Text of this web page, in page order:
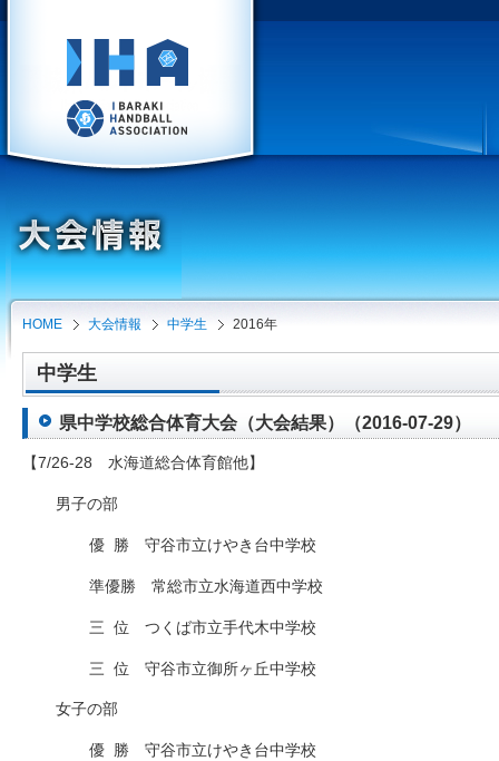
HOME 大会情報 中学生 2016年
中学生
県中学校総合体育大会（大会結果）（2016-07-29）
【7/26-28 水海道総合体育館他】
男子の部
優 勝 守谷市立けやき台中学校
準優勝 常総市立水海道西中学校
三 位 つくば市立手代木中学校
三 位 守谷市立御所ヶ丘中学校
女子の部
優 勝 守谷市立けやき台中学校